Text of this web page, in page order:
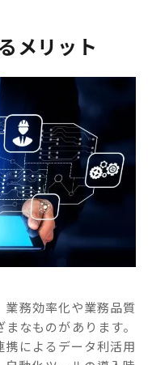
メリット
業務効率化や業務品質
なものがあります。
によるデータ利活用